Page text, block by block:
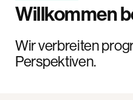
Willkommen
Wir verbreiten
Perspektiven.